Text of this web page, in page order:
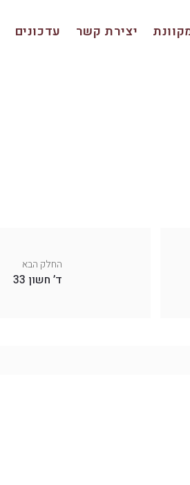
יצירת קשר עדכונים
החלק הבא
ד’ חשון 33